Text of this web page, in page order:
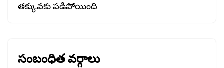
తక్కువకు పడిపోయింది
సంబంధిత వర్గాలు